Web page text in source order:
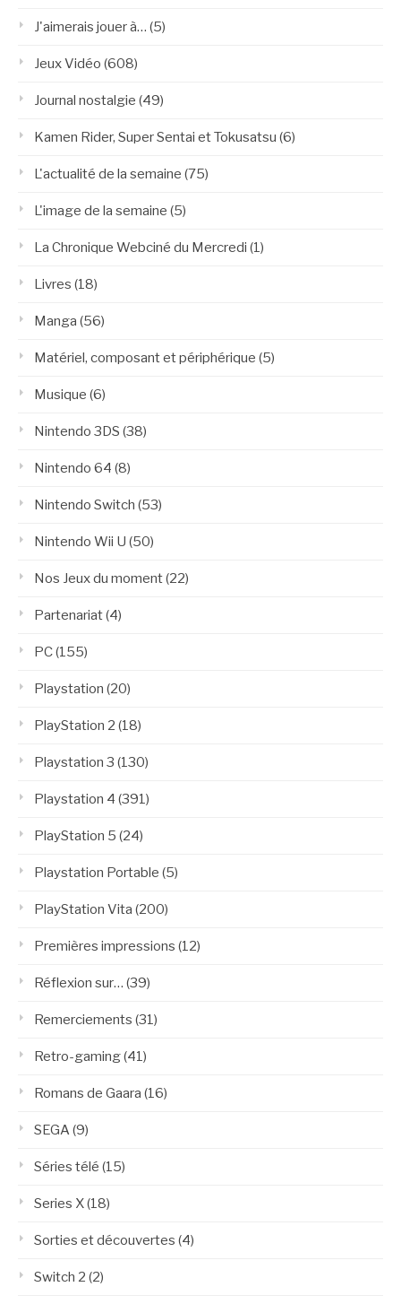
J'aimerais jouer à… (5)
Jeux Vidéo (608)
Journal nostalgie (49)
Kamen Rider, Super Sentai et Tokusatsu (6)
L'actualité de la semaine (75)
L'image de la semaine (5)
La Chronique Webciné du Mercredi (1)
Livres (18)
Manga (56)
Matériel, composant et périphérique (5)
Musique (6)
Nintendo 3DS (38)
Nintendo 64 (8)
Nintendo Switch (53)
Nintendo Wii U (50)
Nos Jeux du moment(22)
Partenariat(4)
PC(155)
Playstation (20)
PlayStation 2 (18)
Playstation 3 (130)
Playstation 4 (391)
PlayStation 5 (24)
Playstation Portable (5)
PlayStation Vita (200)
Premières impressions (12)
Réflexion sur… (39)
Remerciements (31)
Retro-gaming(41)
Romans de Gaara (16)
SEGA(9)
Séries télé (15)
Series X(18)
Sorties et découvertes (4)
Switch 2 (2)